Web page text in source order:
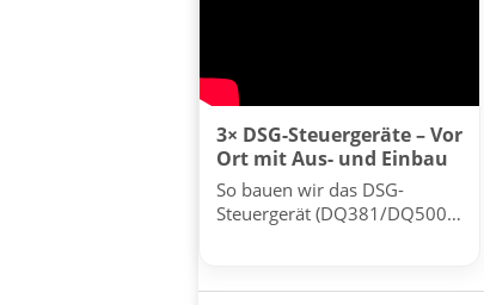
3× DSG-Steuergeräte – Vor
Ort mit Aus- und Einbau
So bauen wir das DSG-
Steuergerät (DQ381/DQ500)